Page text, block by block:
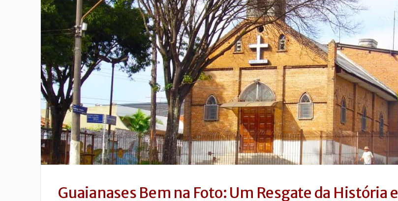
Guaianases Bem na Foto: Um Resgate da História e